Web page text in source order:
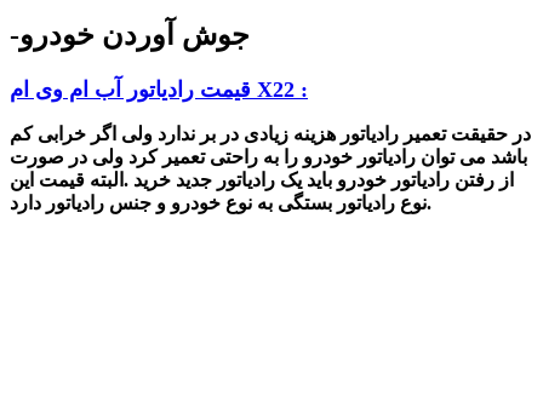
-جوش آوردن خودرو
قیمت رادیاتور آب ام وی ام X22 :
در حقیقت تعمیر رادیاتور هزینه زیادی در بر ندارد ولی اگر خرابی کم
باشد می توان رادیاتور خودرو را به راحتی تعمیر کرد ولی در صورت
از رفتن رادیاتور خودرو باید یک رادیاتور جدید خرید .البته قیمت این
نوع رادیاتور بستگی به نوع خودرو و جنس رادیاتور دارد.